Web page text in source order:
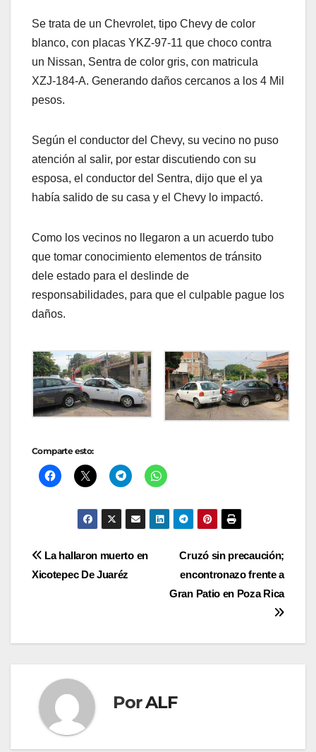
Se trata de un Chevrolet, tipo Chevy de color
blanco, con placas YKZ-97-11 que choco contra
un Nissan, Sentra de color gris, con matricula
XZJ-184-A. Generando daños cercanos a los 4 Mil
pesos.
Según el conductor del Chevy, su vecino no puso
atención al salir, por estar discutiendo con su
esposa, el conductor del Sentra, dijo que el ya
había salido de su casa y el Chevy lo impactó.
Como los vecinos no llegaron a un acuerdo tubo
que tomar conocimiento elementos de tránsito
dele estado para el deslinde de
responsabilidades, para que el culpable pague los
daños.
Comparte esto:
Navegación
Cruzó sin precaución;
encontronazo frente a
Gran Patio en Poza Rica
La hallaron muerto en
Xicotepec De Juaréz
PorALF